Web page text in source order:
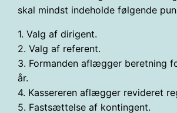
skal mindst indeholde følgende
1. Valg af dirigent.
2. Valg af referent.
3. Formanden aflægger beretning
år.
4. Kassereren aflægger revideret
5. Fastsættelse af kontingent.